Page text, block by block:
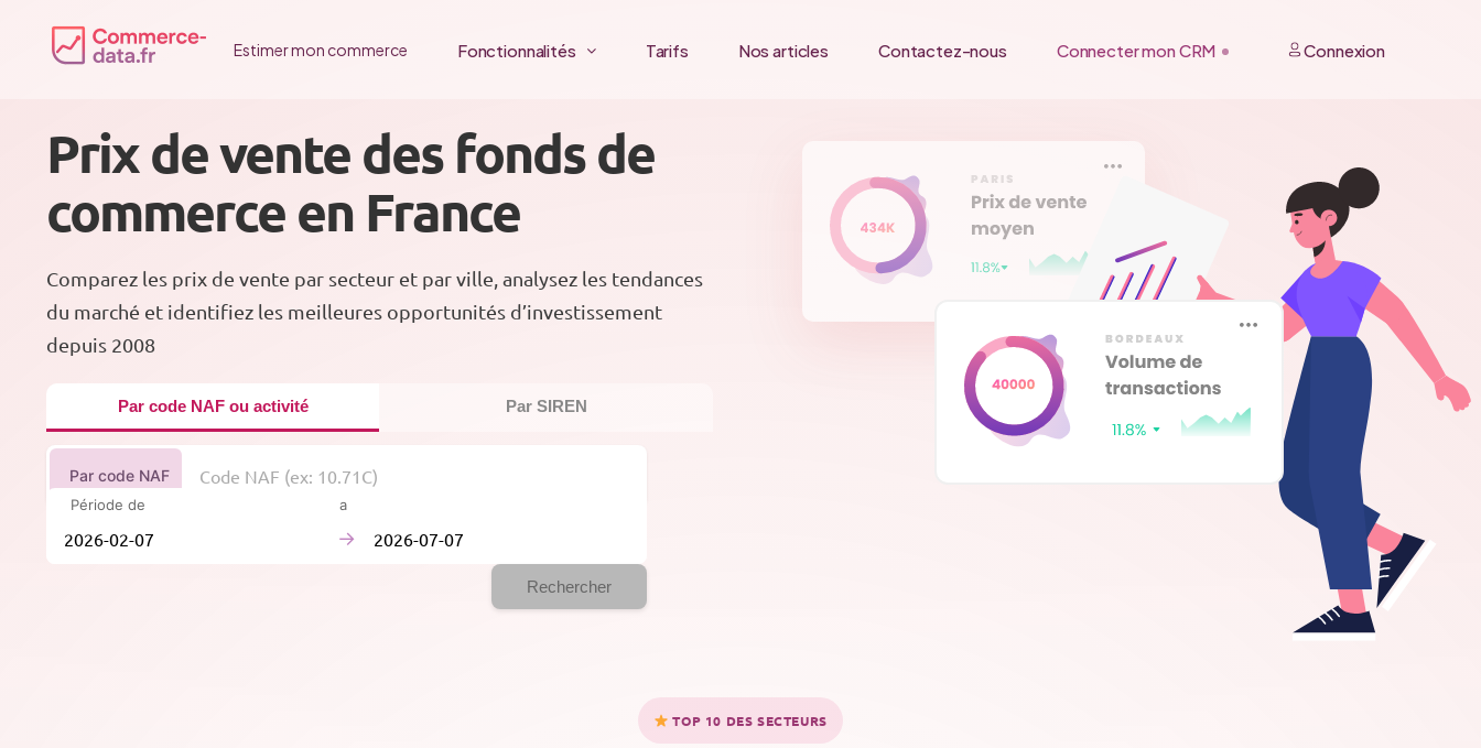
Estimer mon commerce Fonctionnalités Tarifs Nos articles Contactez-nous Connecter mon CRM Connexion
Prix de vente des fonds de
commerce en France
Comparez les prix de vente par secteur et par ville, analysez les tendances
du marché et identifiez les meilleures opportunités d’investissement
depuis 2008
Par code NAF ou activité Par SIREN
Par code NAF
Période de à
→
Rechercher
TOP 10 DES SECTEURS